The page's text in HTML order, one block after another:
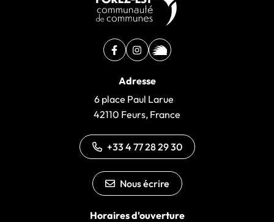
Facebook
(ouverture dans un nouvel onglet)
Instagram
(ouverture dans un nouvel
illiwap
(ouverture dans un nouvel
Adresse
6 place Paul Larue
42110 Feurs, France
+33 4 77 28 29 30
Nous écrire
Horaires d'ouverture